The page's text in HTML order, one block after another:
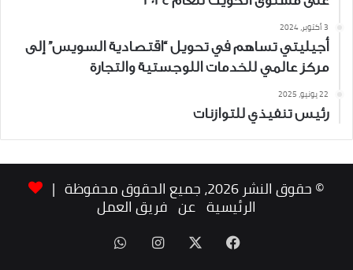
3 أكتوبر، 2024
أجيليتي تساهم في تحويل “اقتصادية السويس” إلى
مركز عالمي للخدمات اللوجستية والتجارة
22 يونيو، 2025
رئيس تنفيذي للتوازنات
© حقوق النشر 2026، جميع الحقوق محفوظة |
الرئيسية عن فريق العمل
فيسبوك
انستقرامواتساب